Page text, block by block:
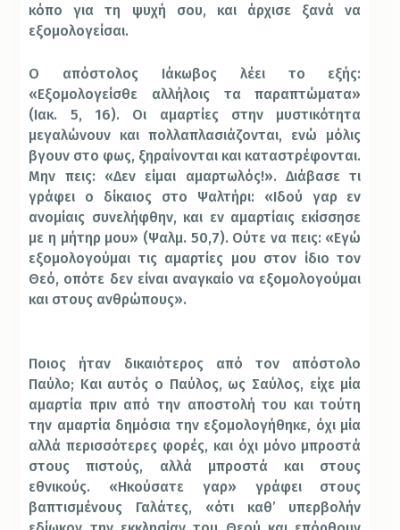
κόπο για τη ψυχή σου, και άρχισε ξανά να
εξομολογείσαι.
Ο απόστολος Ιάκωβος λέει το εξής:
«Εξομολογείσθε αλλήλοις τα παραπτώματα»
(Ιακ. 5, 16). Οι αμαρτίες στην μυστικότητα
μεγαλώνουν και πολλαπλασιάζονται, ενώ μόλις
βγουν στο φως, ξηραίνονται και καταστρέφονται.
Μην πεις: «Δεν είμαι αμαρτωλός!». Διάβασε τι
γράφει ο δίκαιος στο Ψαλτήρι: «Ιδού γαρ εν
ανομίαις συνελήφθην, και εν αμαρτίαις εκίσσησε
με η μήτηρ μου» (Ψαλμ. 50,7). Ούτε να πεις: «Εγώ
εξομολογούμαι τις αμαρτίες μου στον ίδιο τον
Θεό, οπότε δεν είναι αναγκαίο να εξομολογούμαι
και στους ανθρώπους».
Ποιος ήταν δικαιότερος από τον απόστολο
Παύλο; Και αυτός ο Παύλος, ως Σαύλος, είχε μία
αμαρτία πριν από την αποστολή του και τούτη
την αμαρτία δημόσια την εξομολογήθηκε, όχι μία
αλλά περισσότερες φορές, και όχι μόνο μπροστά
στους πιστούς, αλλά μπροστά και στους
εθνικούς. «Ηκούσατε γαρ» γράφει στους
βαπτισμένους Γαλάτες, «ότι καθ’ υπερβολήν